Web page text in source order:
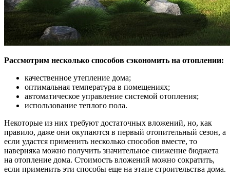
Рассмотрим несколько способов сэкономить на отоплении:
качественное утепление дома;
оптимальная температура в помещениях;
автоматическое управление системой отопления;
использование теплого пола.
Некоторые из них требуют достаточных вложений, но, как
правило, даже они окупаются в первый отопительный сезон, а
если удастся применить несколько способов вместе, то
наверняка можно получить значительное снижение бюджета
на отопление дома. Стоимость вложений можно сократить,
если применить эти способы еще на этапе строительства дома.